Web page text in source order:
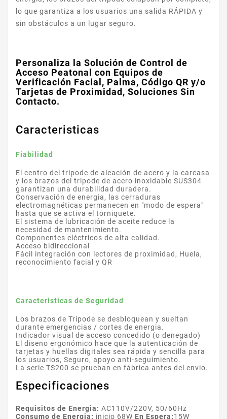
lo que garantiza a los usuarios una salida RÁPIDA y
sin obstáculos a un lugar seguro.
Personaliza la Solución de Control de
Acceso Peatonal con Equipos de
Verificación Facial, Palma, Código QR y/o
Tarjetas de Proximidad, Soluciones Sin
Contacto.
Caracteristicas
Fiabilidad
El centro del tripode de aleación de acero y la carcasa
y los brazos del tripode de acero inoxidable SUS304
garantizan una durabilidad duradera.
Conservación de energia, las cerraduras
electromagnéticas permanecen en "modo de espera"
hasta que se activa el torniquete.
El sistema de lubricación de aceite reduce la
necesidad de mantenimiento.
Componentes eléctricos de alta calidad.
Acceso bidireccional
Fácil integración con lectores de proximidad, Huela,
reconocimiento facial y QR
Caracteristicas de Seguridad
Los brazos de Tripode se desbloquean y sueltan
durante emergencias / cortes de energia.
Indicador visual de acceso concedido (o denegado)
El diseno ergonómico hace que la autenticación de
tarjetas y huellas digitales sea rápida y sencilla para
los usuarios, Seguro, apoyo anti-seguimiento.
La serie TS200 se prueban en fábrica antes del envio.
Especificaciones
Requisitos de Energia: AC110V/220V, 50/60Hz
Consumo de Energia: inicio 68W En Espera:15W